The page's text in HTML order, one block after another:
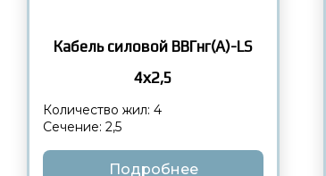
Кабель силовой ВВГнг(А)-LS
4х2,5
Количество жил: 4
Сечение: 2,5
Подробнее